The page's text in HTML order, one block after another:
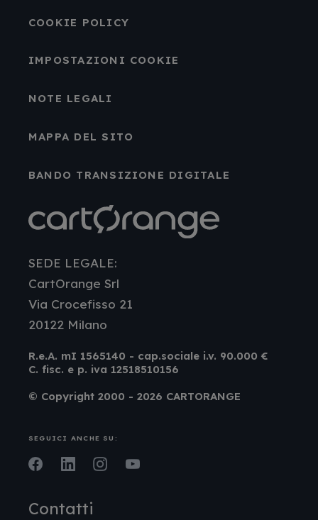
COOKIE POLICY
IMPOSTAZIONI COOKIE
NOTE LEGALI
MAPPA DEL SITO
BANDO TRANSIZIONE DIGITALE
SEDE LEGALE:
CartOrange Srl
Via Crocefisso 21
20122 Milano
R.e.A. mI 1565140 - cap.sociale i.v. 90.000 €
C. fisc. e p. iva 12518510156
© Copyright 2000 - 2026 CARTORANGE
SEGUICI ANCHE SU:
Facebook
LinkedInInstagram
Contatti